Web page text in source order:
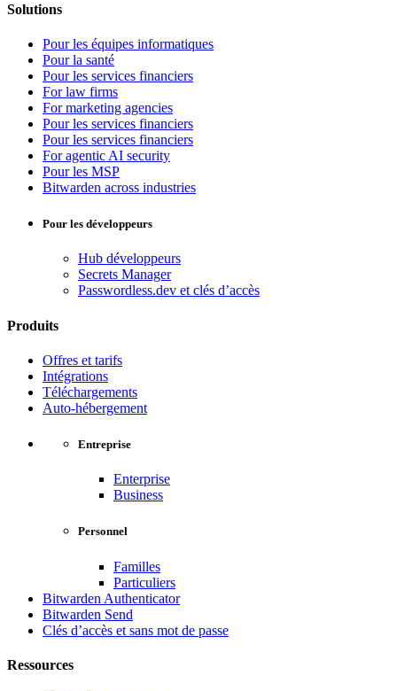
Solutions
Pour les équipes informatiques
Pour la santé
Pour les services financiers
For law firms
For marketing agencies
Pour les services financiers
Pour les services financiers
For agentic AI security
Pour les MSP
Bitwarden across industries
Pour les développeurs
Hub développeurs
Secrets Manager
Passwordless.dev et clés d’accès
Produits
Offres et tarifs
Intégrations
Téléchargements
Auto-hébergement
Entreprise
Enterprise
Business
Personnel
Familles
Particuliers
Bitwarden Authenticator
Bitwarden Send
Clés d’accès et sans mot de passe
Ressources